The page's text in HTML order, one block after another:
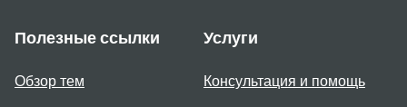
Полезные ссылки
Обзор тем
Услуги
Консультация и помощь